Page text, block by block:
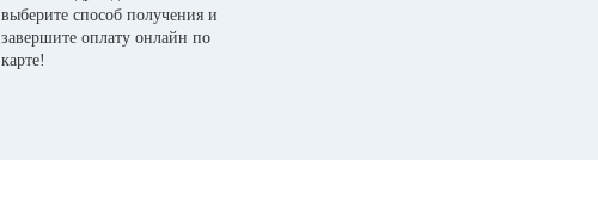
выберите способ получения и
завершите оплату онлайн по
карте!